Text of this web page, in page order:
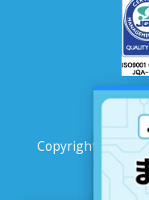
Copyright © 2020
All